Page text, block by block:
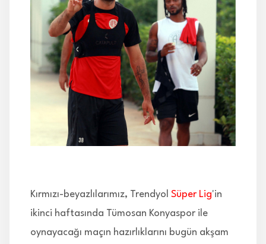
İLETİŞİM
Kırmızı-beyazlılarımız, Trendyol Süper Lig'in
ikinci haftasında Tümosan Konyaspor ile
oynayacağı maçın hazırlıklarını bugün akşam